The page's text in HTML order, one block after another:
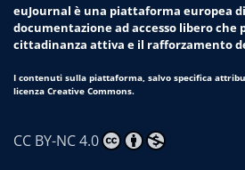
euJournal è una piattaforma europea
documentazione ad accesso libero che
cittadinanza attiva e il rafforzamento
I contenuti sulla piattaforma, salvo specifica
licenza Creative Commons.
CC BY-NC 4.0